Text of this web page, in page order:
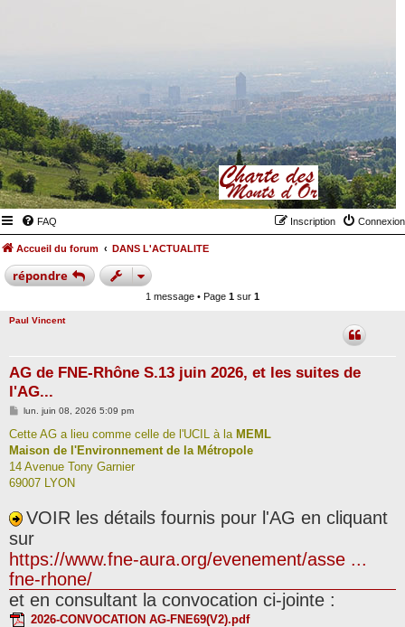
FAQ Connexion
Inscription
Accueil du forum DANS L'ACTUALITE
répondre
1 message • Page 1 sur 1
Paul Vincent
AG de FNE-Rhône S.13 juin 2026, et les suites de
l'AG...
M
s
a
g
lun. juin 08, 2026 5:09 pm
Cette AG a lieu comme celle de l'UCIL à laMEML
Maison de l'Environnement de la Métropole
14 Avenue Tony Garnier
69007 LYON
VOIR les détails fournis pour l'AG en cliquant
sur
https://www.fne-aura.org/evenement/asse ...
fne-rhone/
et en consultant la convocation ci-jointe :
2026-CONVOCATION AG-FNE69(V2).pdf